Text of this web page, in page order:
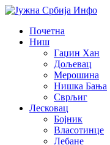
Почетна
Ниш
Гаџин Хан
Дољевац
Мерошина
Нишка Бања
Сврљиг
Лесковац
Бојник
Власотинце
Лебане